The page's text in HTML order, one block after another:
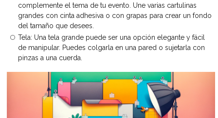
complemente el tema de tu evento. Une varias cartulinas
grandes con cinta adhesiva o con grapas para crear un fondo
del tamaño que desees.
Tela: Una tela grande puede ser una opción elegante y fácil
de manipular. Puedes colgarla en una pared o sujetarla con
pinzas a una cuerda.